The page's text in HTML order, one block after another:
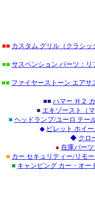
■■ カスタム グリル（クラシ
■■ サスペンション パーツ：
■■ ファイヤーストーン エア
■■ ハマー Ｈ２
■ エキゾースト（
■ ヘッドランプ/ユーロ テー
◆ ビレット ホイ
◆ クロ
● 在庫パー
■ カー セキュリティー/リモ
■ キャンピング カー・オー